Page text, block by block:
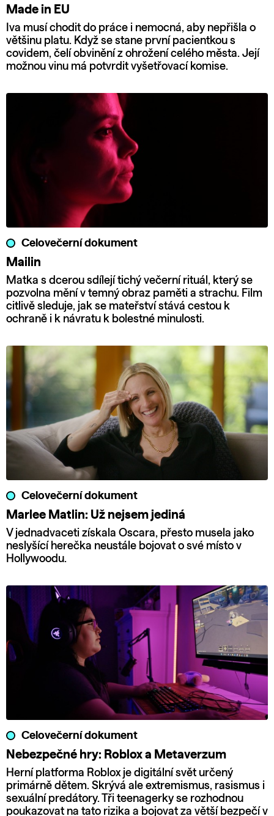
Made in EU
Iva musí chodit do práce i nemocná, aby nepřišla o
většinu platu. Když se stane první pacientkou s
covidem, čelí obvinění z ohrožení celého města. Její
možnou vinu má potvrdit vyšetřovací komise.
Celovečerní dokument
Mailin
Matka s dcerou sdílejí tichý večerní rituál, který se
pozvolna mění v temný obraz paměti a strachu. Film
citlivě sleduje, jak se mateřství stává cestou k
ochraně i k návratu k bolestné minulosti.
Celovečerní dokument
Marlee Matlin: Už nejsem jediná
V jednadvaceti získala Oscara, přesto musela jako
neslyšící herečka neustále bojovat o své místo v
Hollywoodu.
Celovečerní dokument
Nebezpečné hry: Roblox a Metaverzum
Herní platforma Roblox je digitální svět určený
primárně dětem. Skrývá ale extremismus, rasismus i
sexuální predátory. Tři teenagerky se rozhodnou
poukazovat na tato rizika a bojovat za větší bezpečí v